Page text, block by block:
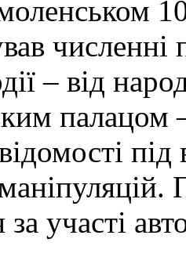
численні
– від
палацом
участі